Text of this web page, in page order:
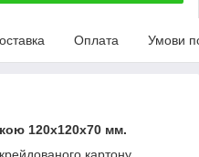
Оплата Умови
120х120х70 мм.
картону